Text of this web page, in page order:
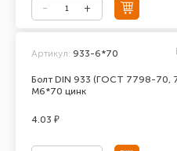
Болт DIN 933 (ГОСТ 7798-70,
М6*70 цинк
Артикул: 933-6*70
4.03 ₽